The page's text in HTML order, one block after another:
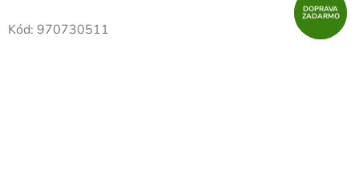
DOPRAVA
ZADARMO
DOPRAVA
ZADARMO
Kód: 970730511